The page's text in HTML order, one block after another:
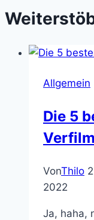
Allgemein
Die 5
VonThilo
2022
Ja, haha,